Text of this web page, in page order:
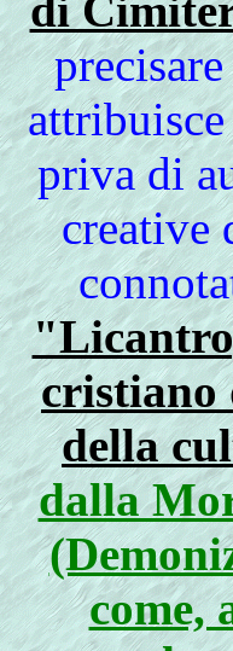
priva di
creative
cristiano
della
dalla
come,